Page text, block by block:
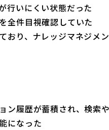
行いにくい状態だった
全件目視確認していた
おり、ナレッジマネジメ
ン履歴が蓄積され、検索
になった